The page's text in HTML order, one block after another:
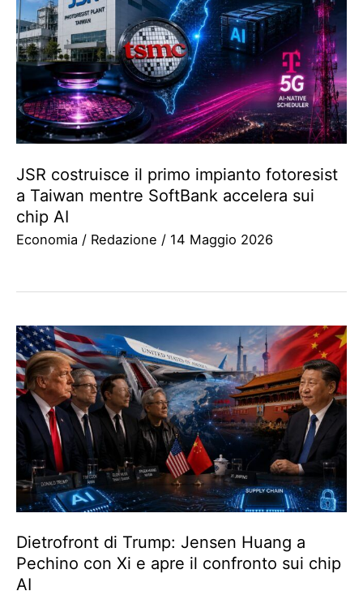
JSR costruisce il primo impianto fotoresist
a Taiwan mentre SoftBank accelera sui
chip AI
Economia / Redazione / 14 Maggio 2026
Dietrofront di Trump: Jensen Huang a
Pechino con Xi e apre il confronto sui chip
AI